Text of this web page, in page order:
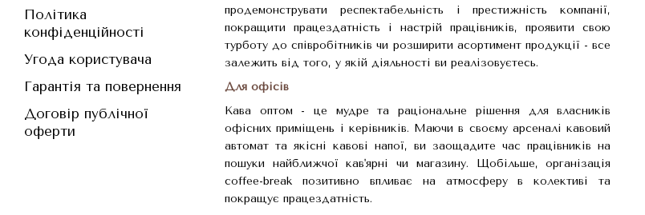
продемонструвати респектабельність і престижність компанії,
покращити працездатність і настрій працівників, проявити свою
турботу до співробітників чи розширити асортимент продукції - все
залежить від того, у якій діяльності ви реалізовуєтесь.
Для офісів
Кава оптом - це мудре та раціональне рішення для власників
офісних приміщень і керівників. Маючи в своєму арсеналі кавовий
автомат та якісні кавові напої, ви заощадите час працівників на
пошуки найближчої кав'ярні чи магазину. Щобільше, організація
coffee-break позитивно впливає на атмосферу в колективі та
покращує працездатність.
Політика
конфіденційності
Угода користувача
Гарантія та повернення
Договір публічної
оферти